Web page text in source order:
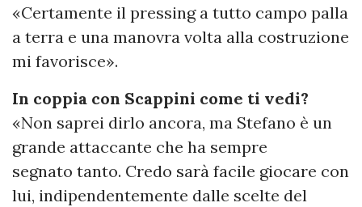
«Certamente il pressing a tutto campo palla
a terra e una manovra volta alla costruzione
mi favorisce».
In coppia con Scappini come ti vedi?
«Non saprei dirlo ancora, ma Stefano è un
grande attaccante che ha sempre
segnato tanto. Credo sarà facile giocare con
lui, indipendentemente dalle scelte del